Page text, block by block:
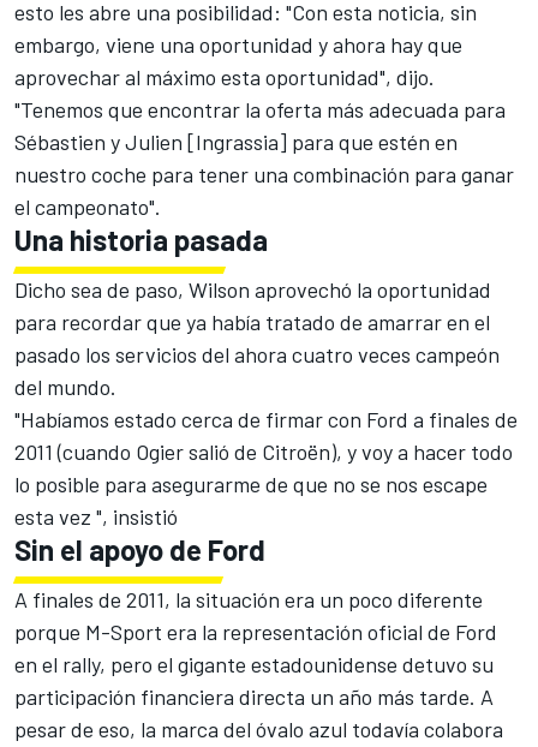
esto les abre una posibilidad: "Con esta noticia, sin
embargo, viene una oportunidad y ahora hay que
aprovechar al máximo esta oportunidad", dijo.
"Tenemos que encontrar la oferta más adecuada para
Sébastien y Julien [Ingrassia] para que estén en
nuestro coche para tener una combinación para ganar
el campeonato".
Una historia pasada
Dicho sea de paso, Wilson aprovechó la oportunidad
para recordar que ya había tratado de amarrar en el
pasado los servicios del ahora cuatro veces campeón
del mundo.
"Habíamos estado cerca de firmar con Ford a finales de
2011 (cuando Ogier salió de Citroën), y voy a hacer todo
lo posible para asegurarme de que no se nos escape
esta vez ", insistió
Sin el apoyo de Ford
A finales de 2011, la situación era un poco diferente
porque M-Sport era la representación oficial de Ford
en el rally, pero el gigante estadounidense detuvo su
participación financiera directa un año más tarde. A
pesar de eso, la marca del óvalo azul todavía colabora